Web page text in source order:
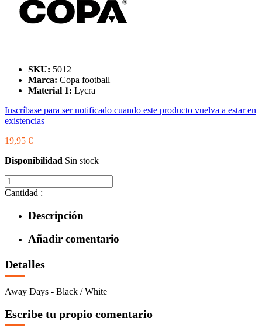
SKU: 5012
Marca: Copa football
Material 1: Lycra
Inscríbase para ser notificado cuando este producto vuelva a estar en
existencias
19,95 €
Disponibilidad Sin stock
Cantidad :
Descripción
Añadir comentario
Detalles
Away Days - Black / White
Escribe tu propio comentario